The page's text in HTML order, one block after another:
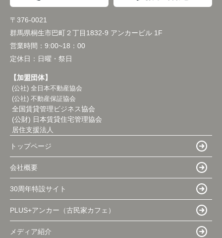
〒376-0021
群馬県桐生市巴町２丁目1832-9 アンカービル 1F
営業時間： 9:00~18：00
定休日： 日曜・祭日
【加盟団体】
(公社) 全日本不動産協会
(公社) 不動産保証協会
全国賃貸管理ビジネス協会
(公財) 日本賃貸住宅管理協会
居住支援法人
トップページ
会社概要
30周年特設サイト
PLUS+アンカー（古民家カフェ）
メディア紹介